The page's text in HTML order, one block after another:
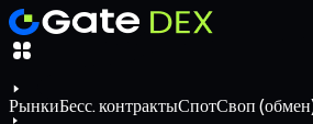
РынкиБесс. контрактыСпотСвоп